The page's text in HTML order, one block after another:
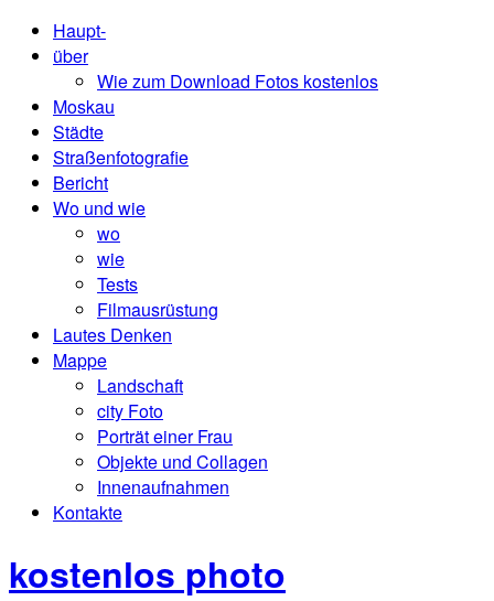
Haupt-
über
Wie zum Download Fotos kostenlos
Moskau
Städte
Straßenfotografie
Bericht
Wo und wie
wo
wie
Tests
Filmausrüstung
Lautes Denken
Mappe
Landschaft
city ​​Foto
Porträt einer Frau
Objekte und Collagen
Innenaufnahmen
Kontakte
kostenlos photo